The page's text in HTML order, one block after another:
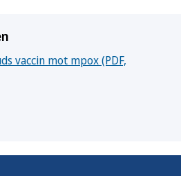
vaccin mot mpox (PDF,